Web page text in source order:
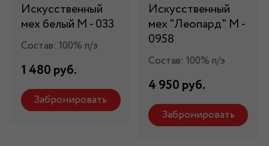
Искусственный
мех белый М - 033
Состав: 100% п/э
1 480 руб.
Забронировать
Искусственный
мех "Леопард" М -
0958
Состав: 100% п/э
4 950 руб.
Забронировать